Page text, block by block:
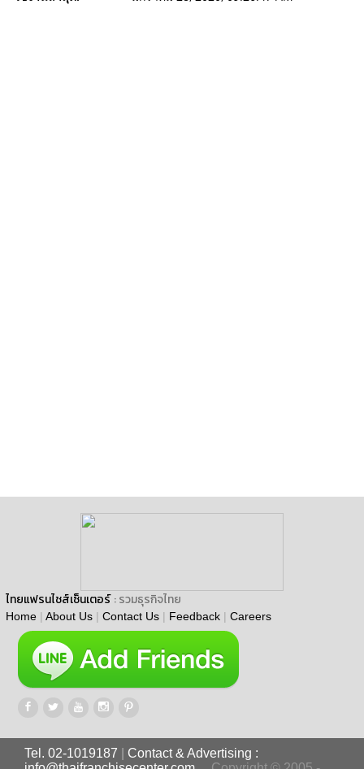
ไทยแฟรนไชส์เซ็นเตอร์ : รวมธุรกิจไทย
Home | About Us | Contact Us | Feedback | Careers
Tel. 02-1019187
Contact & Advertising :